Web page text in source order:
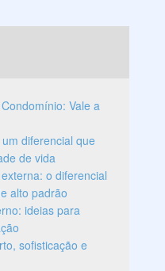
Vale a
diferencial que
de vida
o diferencial
alto padrão
ideias para
sofisticação e